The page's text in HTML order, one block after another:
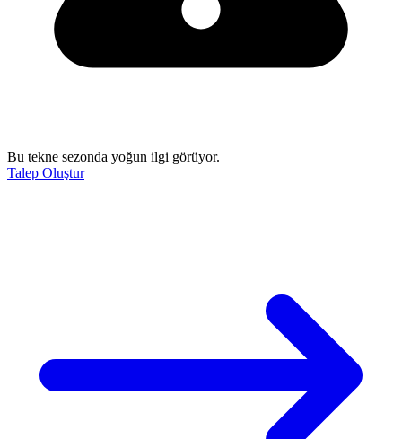
Bu tekne sezonda yoğun ilgi görüyor.
Talep Oluştur